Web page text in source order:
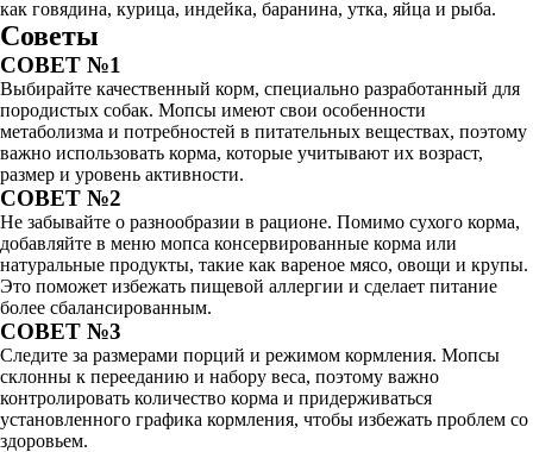
как говядина, курица, индейка, баранина, утка, яйца и рыба.
Советы
СОВЕТ №1
Выбирайте качественный корм, специально разработанный для
породистых собак. Мопсы имеют свои особенности
метаболизма и потребностей в питательных веществах, поэтому
важно использовать корма, которые учитывают их возраст,
размер и уровень активности.
СОВЕТ №2
Не забывайте о разнообразии в рационе. Помимо сухого корма,
добавляйте в меню мопса консервированные корма или
натуральные продукты, такие как вареное мясо, овощи и крупы.
Это поможет избежать пищевой аллергии и сделает питание
более сбалансированным.
СОВЕТ №3
Следите за размерами порций и режимом кормления. Мопсы
склонны к перееданию и набору веса, поэтому важно
контролировать количество корма и придерживаться
установленного графика кормления, чтобы избежать проблем со
здоровьем.